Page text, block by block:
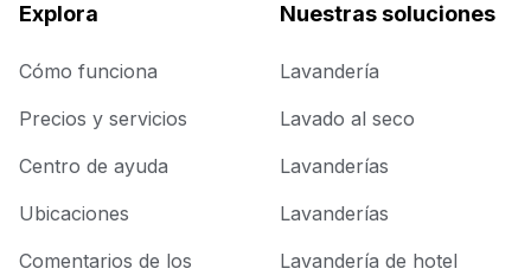
Explora
Cómo funciona
Precios y servicios
Centro de ayuda
Ubicaciones
Comentarios de los
Nuestras soluciones
Lavandería
Lavado al seco
Lavanderías
Lavanderías
Lavandería de hotel